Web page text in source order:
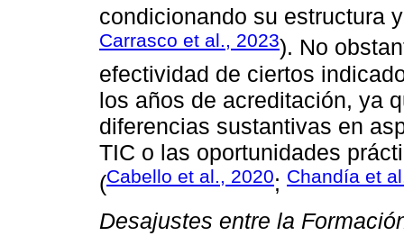
condicionando su estructura
Carrasco et al., 2023). No
efectividad de ciertos
los años de acreditación, ya
diferencias sustantivas en
TIC o las oportunidades
(Cabello et al., 2020; Chandía et
Desajustes entre la